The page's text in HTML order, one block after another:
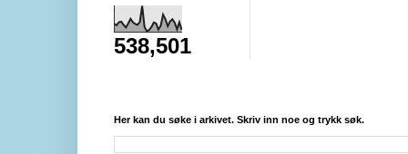
538,501
Her kan du søke i arkivet. Skriv inn noe og trykk søk.